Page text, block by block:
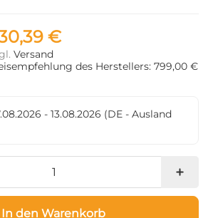
€
Versand
des Herstellers: 799,00 €
- 13.08.2026 (DE - Ausland
In den Warenkorb